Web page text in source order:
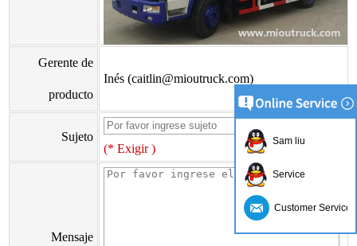
Gerente de
producto
Inés (caitlin@mioutruck.com)
Sujeto
(* Exigir )
Mensaje
Sam liu
Service
Customer Service